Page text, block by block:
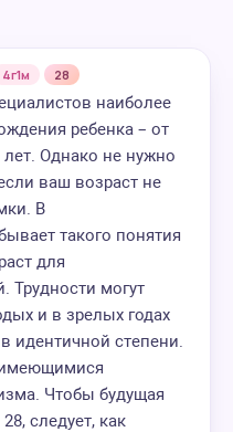
4г1м 28
наиболее
ребенка – от
Однако не нужно
ваш возраст не
В
такого понятия
для
Трудности могут
и в зрелых годах
идентичной степени.
имеющимися
Чтобы будущая
следует, как